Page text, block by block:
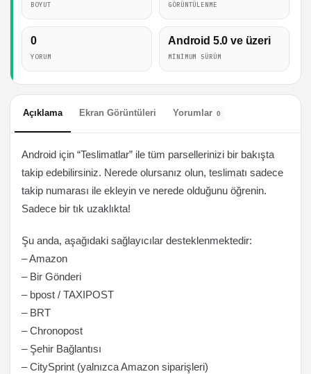
BOYUT GÖRÜNTÜLENME
0
YORUM
Android 5.0 ve üzeri
MINIMUM SÜRÜM
Açıklama Ekran Görüntüleri Yorumlar 0
Android için “Teslimatlar” ile tüm parsellerinizi bir bakışta
takip edebilirsiniz. Nerede olursanız olun, teslimatı sadece
takip numarası ile ekleyin ve nerede olduğunu öğrenin.
Sadece bir tık uzaklıkta!
Şu anda, aşağıdaki sağlayıcılar desteklenmektedir:
– Amazon
– Bir Gönderi
– bpost / TAXIPOST
– BRT
– Chronopost
– Şehir Bağlantısı
– CitySprint (yalnızca Amazon siparişleri)